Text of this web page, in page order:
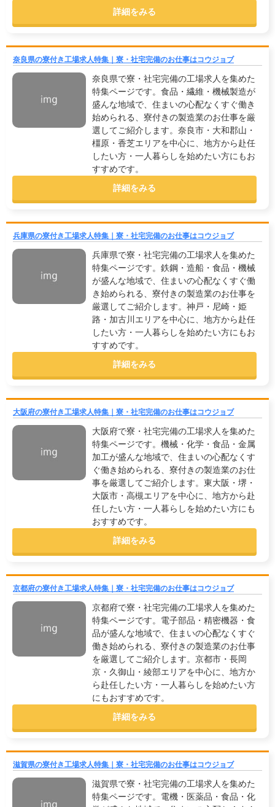
詳細をみる
奈良県の寮付き工場求人特集｜寮・社宅完備のお仕事はコウジョブ
奈良県で寮・社宅完備の工場求人を集めた
特集ページです。食品・繊維・機械製造が
盛んな地域で、住まいの心配なくすぐ働き
始められる、寮付きの製造業のお仕事を厳
選してご紹介します。奈良市・大和郡山・
橿原・香芝エリアを中心に、地方から赴任
したい方・一人暮らしを始めたい方にもお
すすめです。
詳細をみる
兵庫県の寮付き工場求人特集｜寮・社宅完備のお仕事はコウジョブ
兵庫県で寮・社宅完備の工場求人を集めた
特集ページです。鉄鋼・造船・食品・機械
が盛んな地域で、住まいの心配なくすぐ働
き始められる、寮付きの製造業のお仕事を
厳選してご紹介します。神戸・尼崎・姫
路・加古川エリアを中心に、地方から赴任
したい方・一人暮らしを始めたい方にもお
すすめです。
詳細をみる
大阪府の寮付き工場求人特集｜寮・社宅完備のお仕事はコウジョブ
大阪府で寮・社宅完備の工場求人を集めた
特集ページです。機械・化学・食品・金属
加工が盛んな地域で、住まいの心配なくす
ぐ働き始められる、寮付きの製造業のお仕
事を厳選してご紹介します。東大阪・堺・
大阪市・高槻エリアを中心に、地方から赴
任したい方・一人暮らしを始めたい方にも
おすすめです。
詳細をみる
京都府の寮付き工場求人特集｜寮・社宅完備のお仕事はコウジョブ
京都府で寮・社宅完備の工場求人を集めた
特集ページです。電子部品・精密機器・食
品が盛んな地域で、住まいの心配なくすぐ
働き始められる、寮付きの製造業のお仕事
を厳選してご紹介します。京都市・長岡
京・久御山・綾部エリアを中心に、地方か
ら赴任したい方・一人暮らしを始めたい方
にもおすすめです。
詳細をみる
滋賀県の寮付き工場求人特集｜寮・社宅完備のお仕事はコウジョブ
滋賀県で寮・社宅完備の工場求人を集めた
特集ページです。電機・医薬品・食品・化